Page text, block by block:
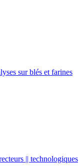
sur blés et farines
|| technologiques